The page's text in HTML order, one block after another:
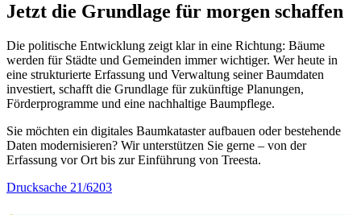
Jetzt die Grundlage für morgen schaffen
Die politische Entwicklung zeigt klar in eine Richtung: Bäume
werden für Städte und Gemeinden immer wichtiger. Wer heute in
eine strukturierte Erfassung und Verwaltung seiner Baumdaten
investiert, schafft die Grundlage für zukünftige Planungen,
Förderprogramme und eine nachhaltige Baumpflege.
Sie möchten ein digitales Baumkataster aufbauen oder bestehende
Daten modernisieren? Wir unterstützen Sie gerne – von der
Erfassung vor Ort bis zur Einführung von Treesta.
Drucksache 21/6203